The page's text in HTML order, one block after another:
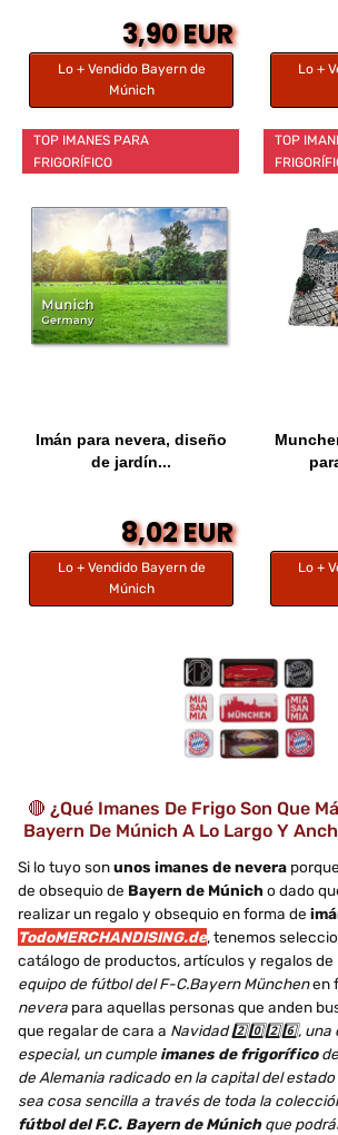
3,90 EUR
Lo + Vendido Bayern de
Múnich
Lo +
TOP IMANES PARA
FRIGORÍFICO
Imán para nevera, diseño
de jardín...
8,02 EUR
Lo + Vendido Bayern de
Múnich
TOP
Lo +
🔴 ¿Qué Imanes De Frigo Son Que
Bayern De Múnich A Lo Largo Y
Si lo tuyo sonunos imanes de nevera
de obsequio de Bayern de Múnicho dado
realizar un regalo y obsequio en forma de
TodoMERCHANDISING.de, tenemos
catálogo de productos, artículos y regalos de
equipo de fútbol del F-C.Bayern Münchenen
nevera para aquellas personas que anden
que regalar de cara a Navidad 2️⃣0️⃣2️⃣6️⃣,
especial, un cumple imanes de frigorífico
de Alemania radicado en la capital del
sea cosa sencilla a través de toda la
fútbol del F.C. Bayern de Múnichque